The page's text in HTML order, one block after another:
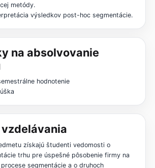
metódy.
výsledkov post-hoc segmentácie.
na absolvovanie
hodnotenie
získajú študenti vedomosti o
trhu pre úspešné pôsobenie firmy na
segmentácie a o druhoch